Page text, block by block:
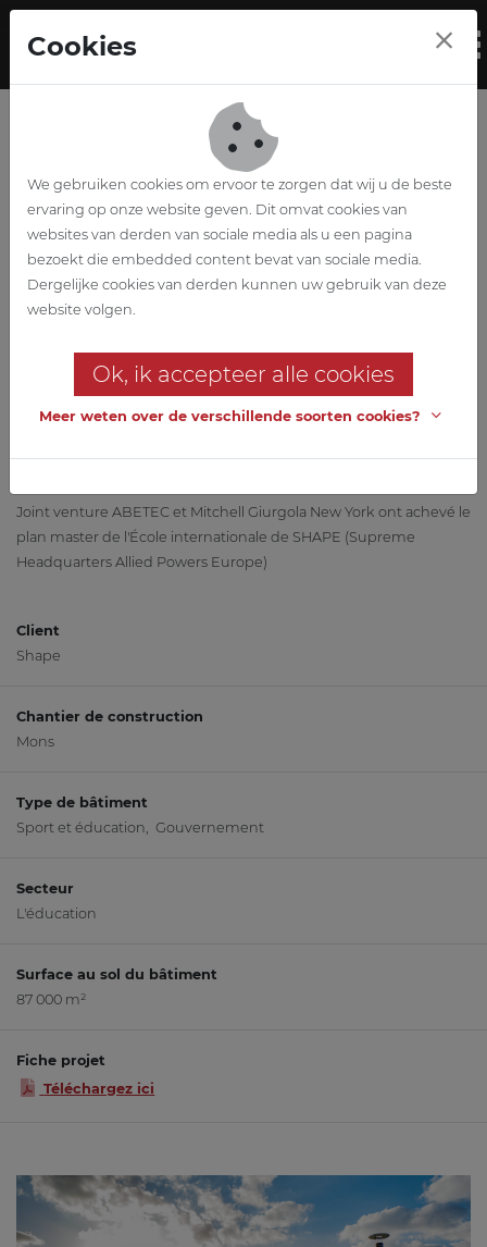
Skip to main content
Ecole
internationale
Shape
Joint venture ABETEC et Mitchell Giurgola New York ont achevé le
plan master de l'École internationale de SHAPE (Supreme
Headquarters Allied Powers Europe)
Client
Shape
Chantier de construction
Mons
Type de bâtiment
Sport et éducation, Gouvernement
Secteur
L'éducation
Surface au sol du bâtiment
87 000 m²
Fiche projet
Téléchargez ici
Cookies
We gebruiken cookies om ervoor te zorgen dat wij u de beste
ervaring op onze website geven. Dit omvat cookies van
websites van derden van sociale media als u een pagina
bezoekt die embedded content bevat van sociale media.
Dergelijke cookies van derden kunnen uw gebruik van deze
website volgen.
Ok, ik accepteer alle cookies
Meer weten over de verschillende soorten cookies?